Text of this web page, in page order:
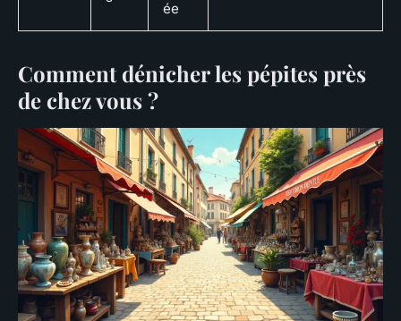
ée
Comment dénicher les pépites près
de chez vous ?